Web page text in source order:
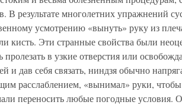
В результате многолетних упражнений
усмотрению «вынуть» руку из
кисть. Эти странные свойства были
в узкие отверстия или
и дав себя связать, ниндзя обычно
расслаблением, «вынимал» руки, чтобы
переносить любые погодные условия.